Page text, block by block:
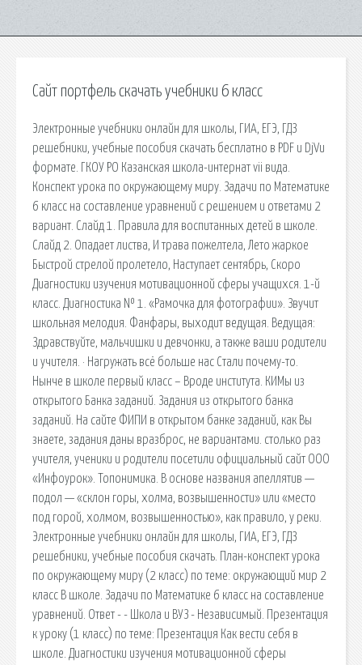
Сайт портфель скачать учебники 6 класс
Электронные учебники онлайн для школы, ГИА, ЕГЭ, ГДЗ
решебники, учебные пособия скачать бесплатно в PDF и DjVu
формате. ГКОУ РО Казанская школа-интернат vii вида.
Конспект урока по окружающему миру. Задачи по Математике
6 класс на составление уравнений с решением и ответами 2
вариант. Слайд 1. Правила для воспитанных детей в школе.
Слайд 2. Опадает листва, И трава пожелтела, Лето жаркое
Быстрой стрелой пролетело, Наступает сентябрь, Скоро
Диагностики изучения мотивационной сферы учащихся. 1-й
класс. Диагностика № 1. «Рамочка для фотографии». Звучит
школьная мелодия. Фанфары, выходит ведущая. Ведущая:
Здравствуйте, мальчишки и девчонки, а также ваши родители
и учителя. · Нагружать всё больше нас Стали почему-то.
Нынче в школе первый класс – Вроде института. КИМы из
открытого Банка заданий. Задания из открытого банка
заданий. На сайте ФИПИ в открытом банке заданий, как Вы
знаете, задания даны вразброс, не вариантами. столько раз
учителя, ученики и родители посетили официальный сайт ООО
«Инфоурок». Топонимика. В основе названия апеллятив —
подол — «склон горы, холма, возвышенности» или «место
под горой, холмом, возвышенностью», как правило, у реки.
Электронные учебники онлайн для школы, ГИА, ЕГЭ, ГДЗ
решебники, учебные пособия скачать. План-конспект урока
по окружающему миру (2 класс) по теме: окружающий мир 2
класс В школе. Задачи по Математике 6 класс на составление
уравнений. Ответ - - Школа и ВУЗ - Независимый. Презентация
к уроку (1 класс) по теме: Презентация Как вести себя в
школе. Диагностики изучения мотивационной сферы